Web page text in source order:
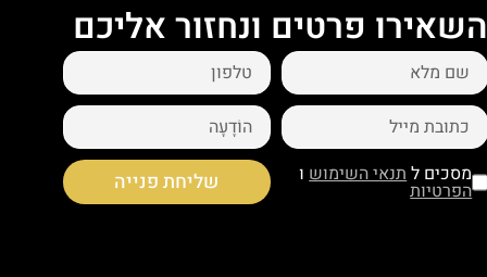
השאירו פרטים ונחזור אליכם
מסכים ל תנאי השימוש ו
הפרטיות שליחת פנייה